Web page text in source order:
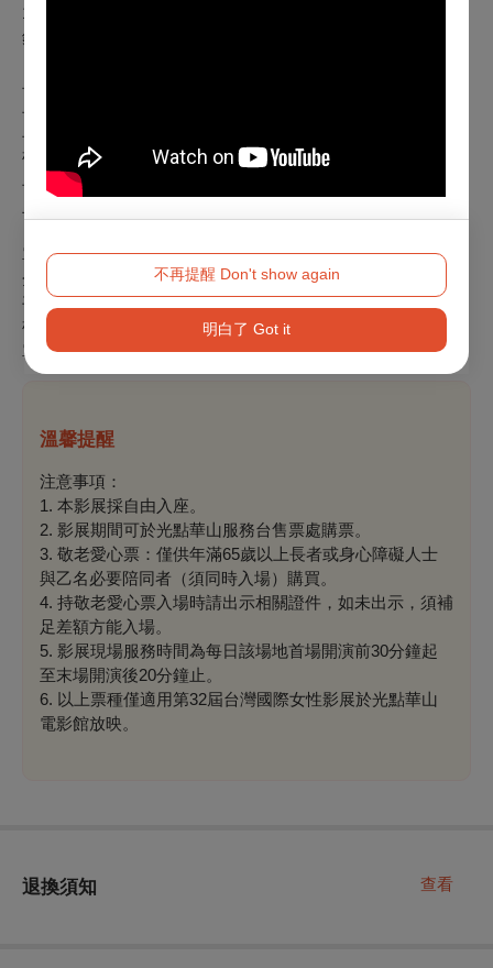
不再提醒 Don't show again
明白了 Got it
1,080元／套，可兌換6張電影票券
銷售期間：9/17（三）20:00起至10/16（四）23：59止
早鳥票券
早鳥全票：每張195元
早鳥日場票：每張160元 (週一至週五17:59前之開演場次)
敬老愛心票：每張120元
早鳥票銷售期間：9/17（三）20：00起至10/16（四）23：59
單場票券
全票：每張240元
平日日場票：每張200元(週一至週五17:59前之開演場次)
敬老愛心票：每張120元
單場票銷售期間：10/17（五）00：00起及影展戲院現場
溫馨提醒
注意事項：
1. 本影展採自由入座。
2. 影展期間可於光點華山服務台售票處購票。
3. 敬老愛心票：僅供年滿65歲以上長者或身心障礙人士
與乙名必要陪同者（須同時入場）購買。
4. 持敬老愛心票入場時請出示相關證件，如未出示，須補
足差額方能入場。
5. 影展現場服務時間為每日該場地首場開演前30分鐘起
至末場開演後20分鐘止。
6. 以上票種僅適用第32屆台灣國際女性影展於光點華山
電影館放映。
退換須知 查看